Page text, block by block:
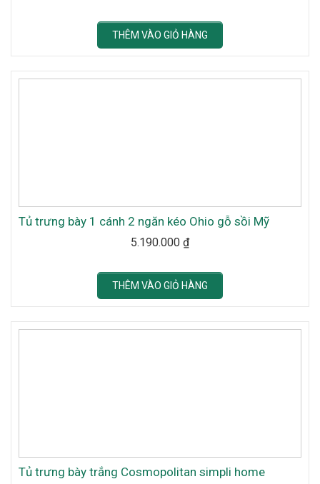
THÊM VÀO GIỎ HÀNG
Tủ trưng bày 1 cánh 2 ngăn kéo Ohio gỗ sồi Mỹ
5.190.000 ₫
THÊM VÀO GIỎ HÀNG
Tủ trưng bày trắng Cosmopolitan simpli home